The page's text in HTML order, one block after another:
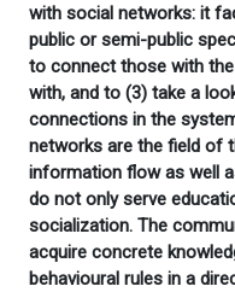
with social networks: it
public or semi-public
to connect those with
with, and to (3) take a
connections in the
networks are the field of
information flow as well
do not only serve
socialization. The
acquire concrete
behavioural rules in a